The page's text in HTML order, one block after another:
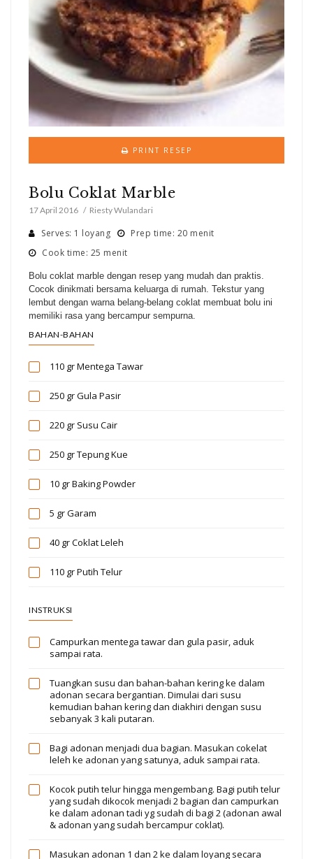
PRINT RESEP
Bolu Coklat Marble
17 April 2016 Riesty Wulandari
Serves: 1 loyang
Prep time: 20 menit
Cook time: 25 menit
Bolu coklat marble dengan resep yang mudah dan praktis.
Cocok dinikmati bersama keluarga di rumah. Tekstur yang
lembut dengan warna belang-belang coklat membuat bolu ini
memiliki rasa yang bercampur sempurna.
BAHAN-BAHAN
110 grMentega Tawar
250 grGula Pasir
220 gr Susu Cair
250 grTepung Kue
10 grBaking Powder
5 grGaram
40 grCoklat Leleh
110 grPutih Telur
INSTRUKSI
Campurkan mentega tawar dan gula pasir, aduk
sampai rata.
Tuangkan susu dan bahan-bahan kering ke dalam
adonan secara bergantian. Dimulai dari susu
kemudian bahan kering dan diakhiri dengan susu
sebanyak 3 kali putaran.
Bagi adonan menjadi dua bagian. Masukan cokelat
leleh ke adonan yang satunya, aduk sampai rata.
Kocok putih telur hingga mengembang. Bagi putih telur
yang sudah dikocok menjadi 2 bagian dan campurkan
ke dalam adonan tadi yg sudah di bagi 2 (adonan awal
& adonan yang sudah bercampur coklat).
Masukan adonan 1 dan 2 ke dalam loyang secara